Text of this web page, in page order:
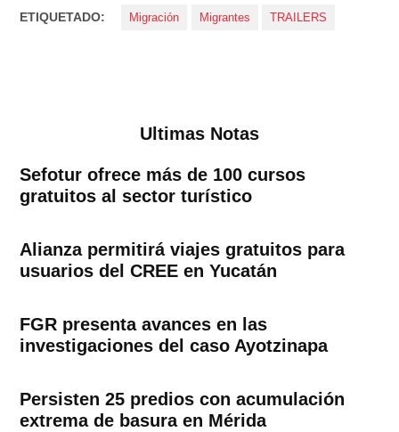
ETIQUETADO: Migración Migrantes TRAILERS
Ultimas Notas
Sefotur ofrece más de 100 cursos
gratuitos al sector turístico
Alianza permitirá viajes gratuitos para
usuarios del CREE en Yucatán
FGR presenta avances en las
investigaciones del caso Ayotzinapa
Persisten 25 predios con acumulación
extrema de basura en Mérida